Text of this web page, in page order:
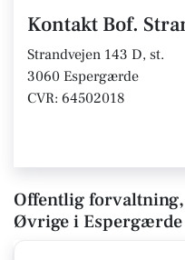
Kontakt Bof.
Strandvejen 143 D, st.
3060 Espergærde
CVR: 64502018
Offentlig
Øvrige i Espergærde